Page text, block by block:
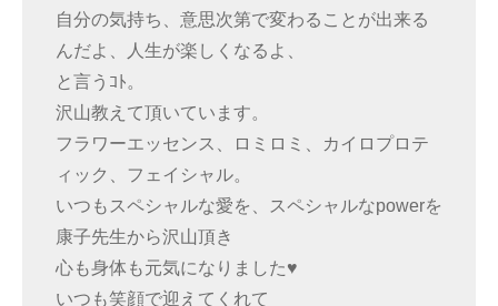
自分の気持ち、意思次第で変わることが出来る
んだよ、人生が楽しくなるよ、
と言うｺﾄ。
沢山教えて頂いています。
フラワーエッセンス、ロミロミ、カイロプロテ
ィック、フェイシャル。
いつもスペシャルな愛を、スペシャルなpowerを
康子先生から沢山頂き
心も身体も元気になりました♥
いつも笑顔で迎えてくれて